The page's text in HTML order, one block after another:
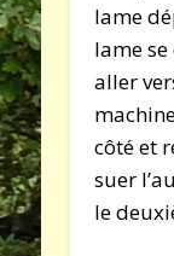
lame
lame se
aller
côté et
suer
le